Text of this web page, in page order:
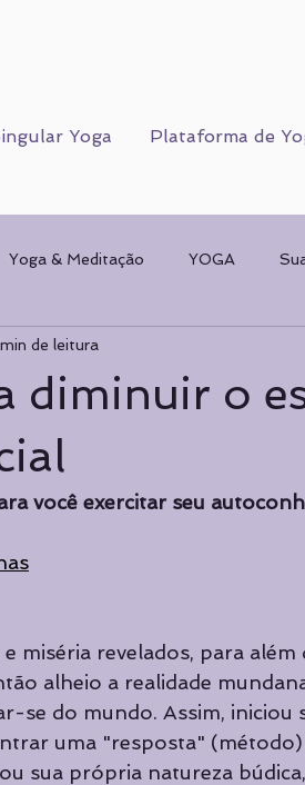
Yoga Plataforma de
Yoga & Meditação YOGA
FÍSICO
diminuir o
de leitura
você exercitar seu
miséria revelados, para além
alheio a realidade
se do mundo. Assim, iniciou
uma "resposta" (método)
sua própria natureza